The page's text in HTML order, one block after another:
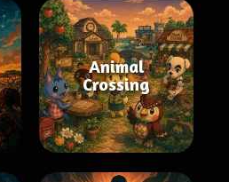
Animal
Crossing